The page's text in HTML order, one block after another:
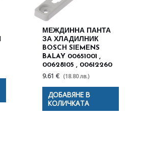
МЕЖДИННА ПАНТА
ЗА ХЛАДИЛНИК
BOSCH SIEMENS
BALAY 00651001 ,
00628105 , 00612260
9.61 € (18.80 лв.)
ДОБАВЯНЕ В
КОЛИЧКАТА